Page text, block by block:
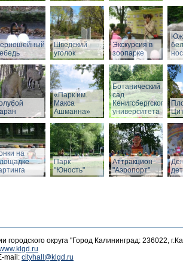
Шведский
уголок
Экскурсия в
зоопарке
«Парк им.
Макса
Ашманна»
Ботанический
сад
Кенигсбергского
университета
на
Парк
"Юность"
Аттракцион
"Аэропорт"
городского округа "Город Калининград: 236022,
mail: cityhall@klgd.ru